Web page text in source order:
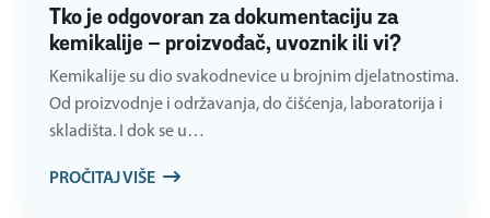
Tko je odgovoran za dokumentaciju za
kemikalije – proizvođač, uvoznik ili vi?
Kemikalije su dio svakodnevice u brojnim djelatnostima.
Od proizvodnje i održavanja, do čišćenja, laboratorija i
skladišta. I dok se u…
PROČITAJ VIŠE